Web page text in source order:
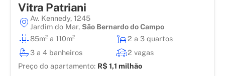
Vitra Patriani
Av. Kennedy, 1245
Jardim do Mar, São Bernardo do Campo
85m² a 110m²
2 a 3 quartos
3 a 4 banheiros
2 vagas
Preço do apartamento: R$ 1,1 milhão